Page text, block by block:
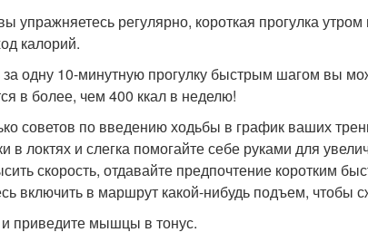
упражняетесь регулярно, короткая прогулка
калорий.
одну 10-минутную прогулку быстрым шагом вы
в более, чем 400 ккал в неделю!
советов по введению ходьбы в график ваших
в локтях и слегка помогайте себе руками для
скорость, отдавайте предпочтение коротким
включить в маршрут какой-нибудь подъем, чтобы
и приведите мышцы в тонус.